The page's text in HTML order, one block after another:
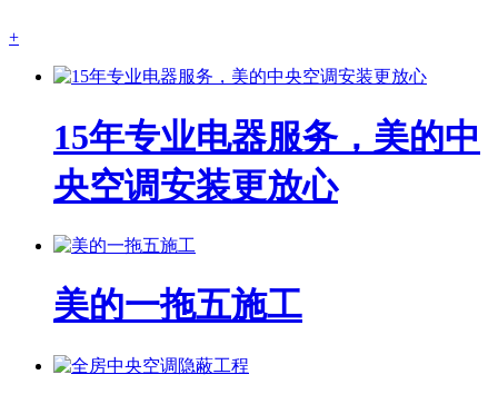
+
15年专业电器服务，美的中
央空调安装更放心
美的一拖五施工